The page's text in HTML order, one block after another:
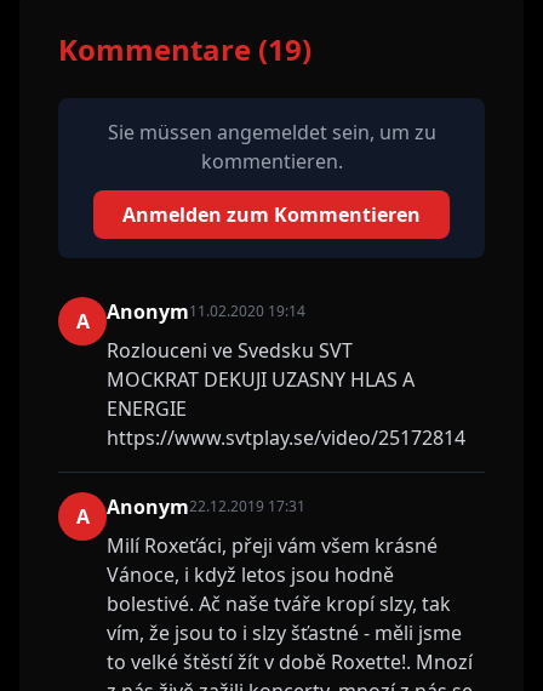
Kommentare (19)
Sie müssen angemeldet sein, um zu
kommentieren.
Anmelden zum Kommentieren
A Anonym11.02.2020 19:14
Rozlouceni ve Svedsku SVT
MOCKRAT DEKUJI UZASNY HLAS A
ENERGIE
https://www.svtplay.se/video/25172814
A Anonym22.12.2019 17:31
Milí Roxeťáci, přeji vám všem krásné
Vánoce, i když letos jsou hodně
bolestivé. Ač naše tváře kropí slzy, tak
vím, že jsou to i slzy šťastné - měli jsme
to velké štěstí žít v době Roxette!. Mnozí